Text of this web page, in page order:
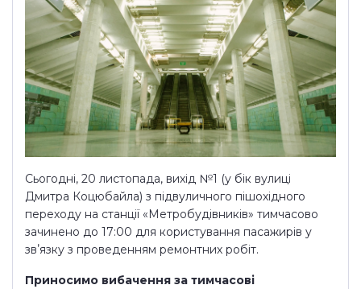
Сьогодні, 20 листопада, вихід №1 (у бік вулиці
Дмитра Коцюбайла) з підвуличного пішохідного
переходу на станції «Метробудівників» тимчасово
зачинено до 17:00 для користування пасажирів у
звʼязку з проведенням ремонтних робіт.
Приносимо вибачення за тимчасові